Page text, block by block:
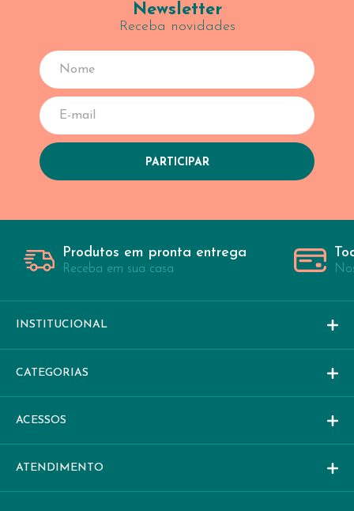
Newsletter
Receba novidades
Produtos em pronta entrega
Receba em sua casa
INSTITUCIONAL
CATEGORIAS
ACESSOS
ATENDIMENTO